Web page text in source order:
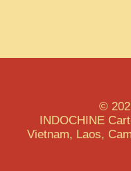
©
INDOCHINE
Vietnam, Laos,